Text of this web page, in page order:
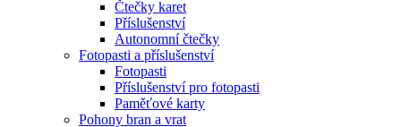
Čtečky karet
Příslušenství
Autonomní čtečky
Fotopasti a příslušenství
Fotopasti
Příslušenství pro fotopasti
Paměťové karty
Pohony bran a vrat